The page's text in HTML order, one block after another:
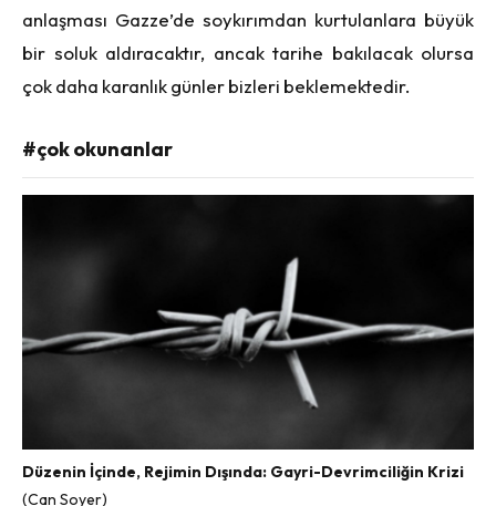
anlaşması Gazze’de soykırımdan kurtulanlara büyük
bir soluk aldıracaktır, ancak tarihe bakılacak olursa
çok daha karanlık günler bizleri beklemektedir.
#çok okunanlar
Düzenin İçinde, Rejimin Dışında: Gayri-Devrimciliğin Krizi
(Can Soyer)